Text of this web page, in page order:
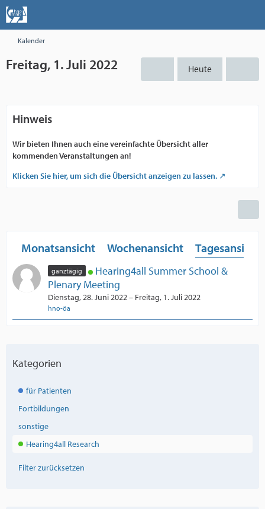
Kalender
Freitag, 1. Juli 2022 Heute
Hinweis
Wir bieten Ihnen auch eine vereinfachte Übersicht aller
kommenden Veranstaltungen an!
Klicken Sie hier, um sich die Übersicht anzeigen zu lassen.
Monatsansicht Wochenansicht Tagesansicht
ganztägig
Hearing4all Summer School &
Plenary Meeting
Dienstag, 28. Juni 2022 – Freitag, 1. Juli 2022
hno-öa
Kategorien
für Patienten
Fortbildungen
sonstige
Hearing4all Research
Filter zurücksetzen